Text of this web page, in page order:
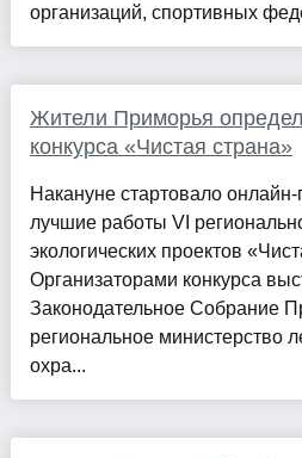
организаций, спортивных
Жители Приморья
конкурса «Чистая страна»
Накануне стартовало онлайн-
лучшие работы VI
экологических проектов
Организаторами конкурса
Законодательное Собрание
региональное министерство
охра...